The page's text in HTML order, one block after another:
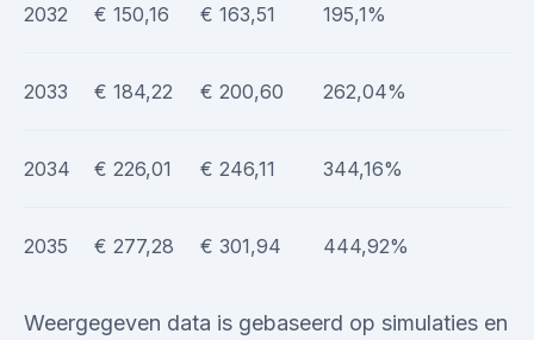
2032 € 150,16 € 163,51 195,1%
2033 € 184,22 € 200,60 262,04%
2034 € 226,01 € 246,11 344,16%
2035 € 277,28 € 301,94 444,92%
Weergegeven data is gebaseerd op simulaties en